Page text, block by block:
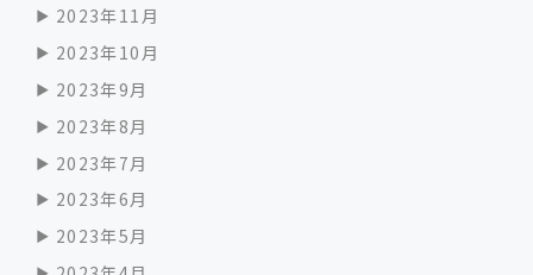
2023年11月
2023年10月
2023年9月
2023年8月
2023年7月
2023年6月
2023年5月